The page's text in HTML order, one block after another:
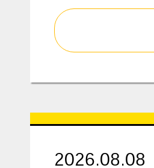
2026.08.08